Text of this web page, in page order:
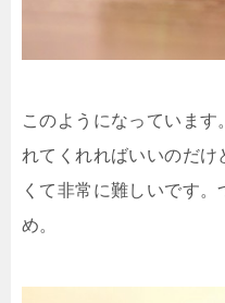
このようになっていま
れてくれればいいのだ
くて非常に難しいです
め。